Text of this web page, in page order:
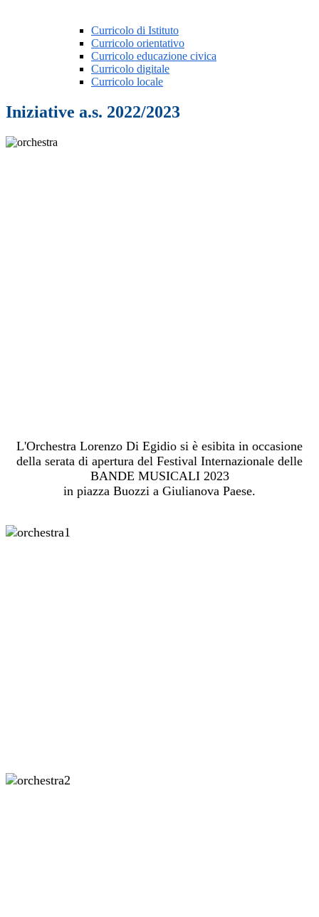
Curricolo di Istituto
Curricolo orientativo
Curricolo educazione civica
Curricolo digitale
Curricolo locale
Iniziative a.s. 2022/2023
L'Orchestra Lorenzo Di Egidio si è esibita in occasione
della serata di apertura del Festival Internazionale delle
BANDE MUSICALI 2023
in piazza Buozzi a Giulianova Paese.